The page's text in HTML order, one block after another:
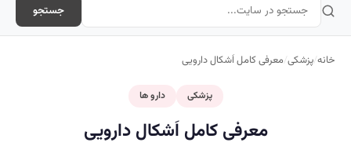
جستجو
خانه/پزشکی/معرفی کامل اَشکال دارویی
پزشکی دارو ها
معرفی کامل اَشکال دارویی